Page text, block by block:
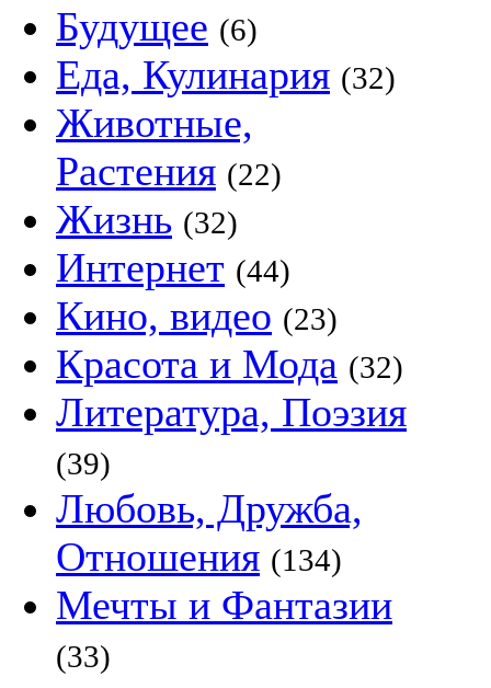
Будущее (6)
Еда, Кулинария (32)
Животные,
Растения (22)
Жизнь (32)
Интернет (44)
Кино, видео (23)
Красота и Мода (32)
Литература, Поэзия
(39)
Любовь, Дружба,
Отношения (134)
Мечты и Фантазии
(33)